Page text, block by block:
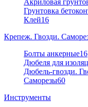
Акриловая
Грунтовка
Клей16
Крепеж. Гвозди.
Болты анкерные16
Дюбеля для
Дюбель-гвозди.
Саморезы60
Инструменты